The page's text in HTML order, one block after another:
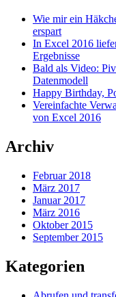
Wie mir ein
erspart
In Excel 2016
Ergebnisse
Bald als Video:
Datenmodell
Happy Birthday,
Vereinfachte
von Excel 2016
Archiv
Februar 2018
März 2017
Januar 2017
März 2016
Oktober 2015
September 2015
Kategorien